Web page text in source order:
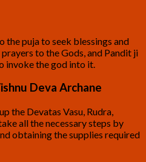
the puja to seek blessings and
to the Gods, and Pandit ji
invoke the god into it.
Deva Archane
the Devatas Vasu, Rudra,
all the necessary steps by
obtaining the supplies required